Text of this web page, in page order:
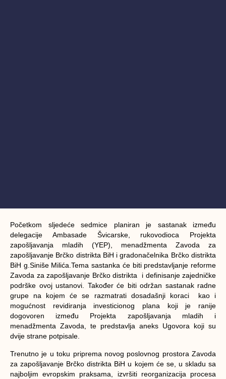
Početkom sljedeće sedmice planiran je sastanak između
delegacije Ambasade Švicarske, rukovodioca Projekta
zapošljavanja mladih (YEP), menadžmenta Zavoda za
zapošljavanje Brčko distrikta BiH i gradonačelnika Brčko distrikta
BiH g.Siniše Milića.Tema sastanka će biti predstavljanje reforme
Zavoda za zapošljavanje Brčko distrikta i definisanje zajedničke
podrške ovoj ustanovi. Također će biti održan sastanak radne
grupe na kojem će se razmatrati dosadašnji koraci kao i
mogućnost revidiranja investicionog plana koji je ranije
dogovoren između Projekta zapošljavanja mladih i
menadžmenta Zavoda, te predstavlja aneks Ugovora koji su
dvije strane potpisale.
Trenutno je u toku priprema novog poslovnog prostora Zavoda
za zapošljavanje Brčko distrikta BiH u kojem će se, u skladu sa
najboljim evropskim praksama, izvršiti reorganizacija procesa